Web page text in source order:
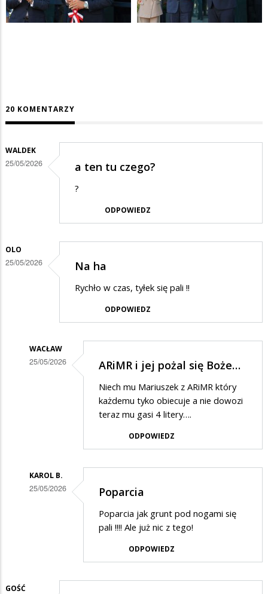
20 KOMENTARZY
WALDEK
25/05/2026 a ten tu czego?
?
ODPOWIEDZ
OLO
25/05/2026 Na ha
Rychło w czas, tyłek się pali !!
ODPOWIEDZ
WACŁAW
25/05/2026
odpowiedzi
Na
ARiMR i jej pożal się Boże…
Niech mu Mariuszek z ARiMR który
każdemu tyko obiecuje a nie dowozi
teraz mu gasi 4 litery….
ODPOWIEDZ
KAROL B.
25/05/2026 Poparcia
Poparcia jak grunt pod nogami się
pali !!!! Ale już nic z tego!
ODPOWIEDZ
GOŚĆ